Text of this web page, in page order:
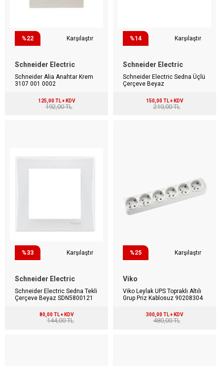
%22 Karşılaştır
Schneider Electric
Schneider Alia Anahtar Krem
3107 001 0002
125,00 TL + KDV
192,00 TL
%14 Karşılaştır
Schneider Electric
Schneider Electric Sedna Üçlü
Çerçeve Beyaz
150,00 TL + KDV
210,00 TL
%33 Karşılaştır
Schneider Electric
Schneider Electric Sedna Tekli
Çerçeve Beyaz SDN5800121
80,00 TL + KDV
144,00 TL
%25 Karşılaştır
Viko
Viko Leylak UPS Topraklı Altılı
Grup Priz Kablosuz 90208304
300,00 TL + KDV
480,00 TL